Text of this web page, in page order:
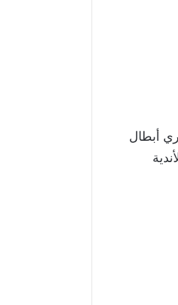
الأولى عام 2006 بمسمى دوري أبطال